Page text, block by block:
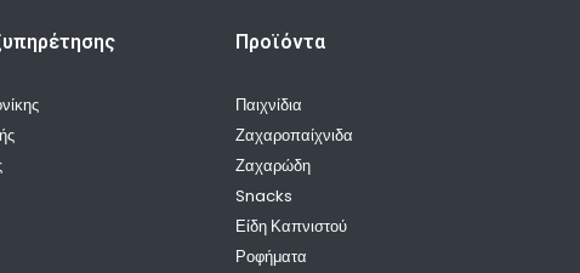
Προϊόντα
Παιχνίδια
Ζαχαροπαίχνιδα
Ζαχαρώδη
Snacks
Είδη Καπνιστού
Ροφήματα